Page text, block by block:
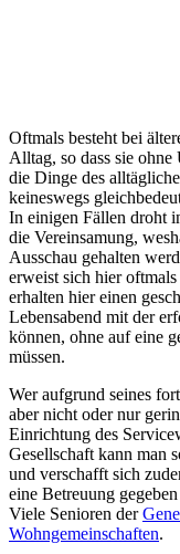
Oftmals besteht bei
Alltag, so dass sie
die Dinge des
keineswegs
In einigen Fällen droht
die Vereinsamung,
Ausschau gehalten
erweist sich hier
erhalten hier einen
Lebensabend mit der
können, ohne auf eine
müssen.
Wer aufgrund seines
aber nicht oder nur
Einrichtung des
Gesellschaft kann man
und verschafft sich
eine Betreuung
Viele Senioren der
Wohngemeinschaften.